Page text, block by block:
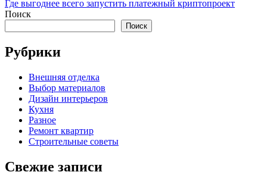
записямarticle:
Где выгоднее всего запустить платежный криптопроект
Поиск
Поиск
Рубрики
Внешняя отделка
Выбор материалов
Дизайн интерьеров
Кухня
Разное
Ремонт квартир
Строительные советы
Свежие записи